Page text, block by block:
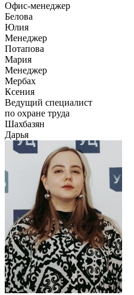
Офис-менеджер
Белова
Юлия
Менеджер
Потапова
Мария
Менеджер
Мербах
Ксения
Ведущий специалист
по охране труда
Шахбазян
Дарья